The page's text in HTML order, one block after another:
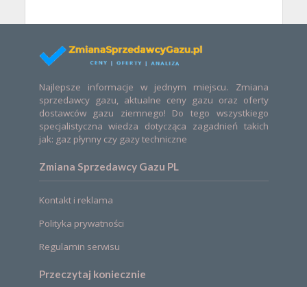
Najlepsze informacje w jednym miejscu. Zmiana
sprzedawcy gazu, aktualne ceny gazu oraz oferty
dostawców gazu ziemnego! Do tego wszystkiego
specjalistyczna wiedza dotycząca zagadnień takich
jak: gaz płynny czy gazy techniczne
Zmiana Sprzedawcy Gazu PL
Kontakt i reklama
Polityka prywatności
Regulamin serwisu
Przeczytaj koniecznie